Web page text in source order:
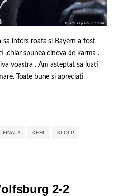
intors roata si Bayern a fost
spunea cineva de karma .
voastra . Am asteptat sa luati
Toate bune si apreciati
FINALA KEHL KLOPP
2-2